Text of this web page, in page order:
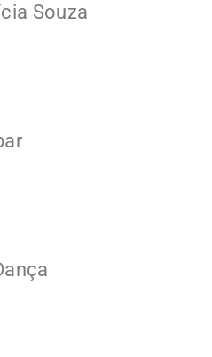
Souza